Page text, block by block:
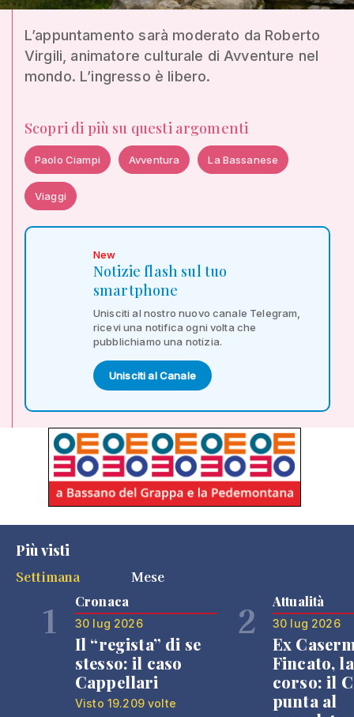
L’appuntamento sarà moderato da Roberto
Virgili, animatore culturale di Avventure nel
mondo. L’ingresso è libero.
Scopri di più su questi argomenti
Paolo Ciampi Avventura La Bassanese
Viaggi
New
Notizie flash sul tuo
smartphone
Unisciti al nostro nuovo canale Telegram,
ricevi una notifica ogni volta che
pubblichiamo una notizia.
Unisciti al Canale
Più visti
Settimana
Mese
1 Cronaca
30 lug 2026
Il “regista” di se
stesso: il caso
Cappellari
Visto 19.209 volte
2 Attualità
30 lug 2026
Ex
Fincato,
corso: il
punta al